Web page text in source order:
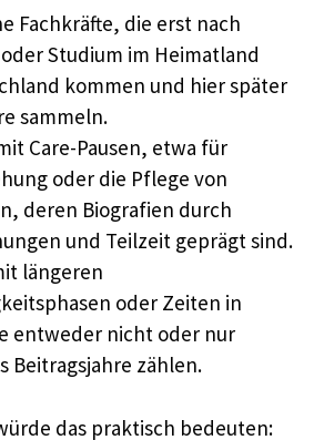
Fachkräfte, die erst nach
Studium im Heimatland
kommen und hier später
sammeln.
Care-Pausen, etwa für
oder die Pflege von
deren Biografien durch
und Teilzeit geprägt sind.
längeren
oder Zeiten in
entweder nicht oder nur
Beitragsjahre zählen.
das praktisch bedeuten: